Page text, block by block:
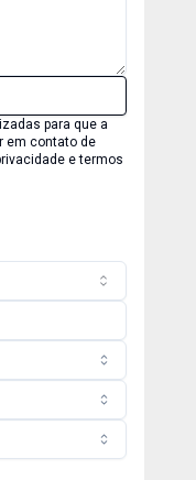
para que a
em contato de
e termos